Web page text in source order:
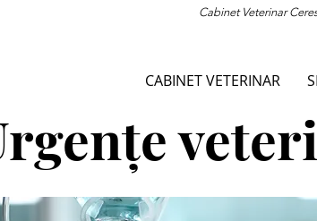
CABINET VETERINAR
Cabinet Veterinar